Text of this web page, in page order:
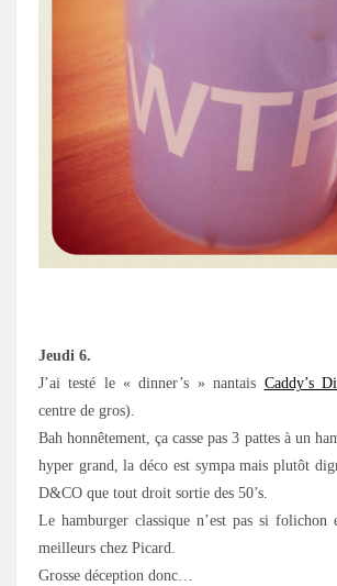
Jeudi 6.
J’ai testé le « dinner’s » nantais Caddy’s
centre de gros).
Bah honnêtement, ça casse pas 3 pattes à un
hyper grand, la déco est sympa mais plutôt
D&CO que tout droit sortie des 50’s.
Le hamburger classique n’est pas si folichon
meilleurs chez Picard.
Grosse déception donc…